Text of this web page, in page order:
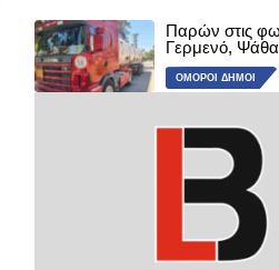
Παρών στις
Γερμενό, Ψάθα
ΌΜΟΡΟΙ ΔΉΜΟΙ